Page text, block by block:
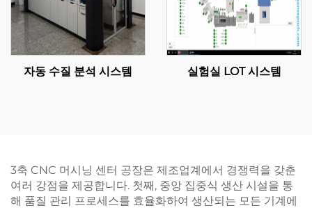
자동 수질 분석 시스템 실험실 LOT 시스템
3축 CNC 머시닝 센터 공장은 제조업계에서 경쟁력을 갖춘
여러 강점을 제공합니다. 첫째, 중앙 집중식 생산 시설을 통
해 품질 관리 프로세스를 효율화하여 생산되는 모든 기계에